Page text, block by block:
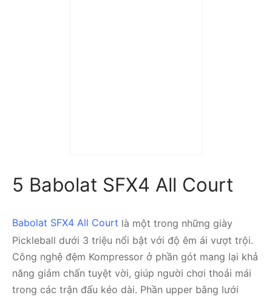
31.690.000₫
5 Babolat SFX4 All Court
Babolat SFX4 All Court là một trong những giày
Pickleball dưới 3 triệu nổi bật với độ êm ái vượt trội.
Công nghệ đệm Kompressor ở phần gót mang lại khả
năng giảm chấn tuyệt vời, giúp người chơi thoải mái
trong các trận đấu kéo dài. Phần upper bằng lưới